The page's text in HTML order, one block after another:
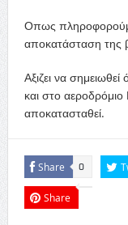
Οπως
αποκατάσταση της
Αξιζει να
και στο
αποκατασταθεί.
Share 0
Share